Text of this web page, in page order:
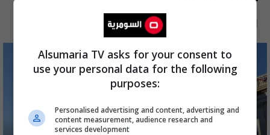
الآن 7 أيام شهر
Alsumaria TV asks for your consent to
use your personal data for the following
purposes:
Personalised advertising and content, advertising and
content measurement, audience research and
services development